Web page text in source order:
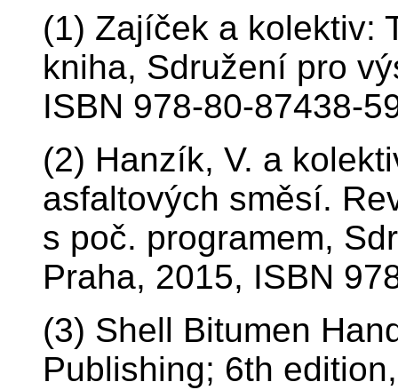
(1) Zajíček a kolektiv:
kniha, Sdružení pro
ISBN 978-80-87438-
(2) Hanzík, V. a
asfaltových směsí.
s poč. programem,
Praha, 2015, ISBN
(3) Shell Bitumen
Publishing; 6th